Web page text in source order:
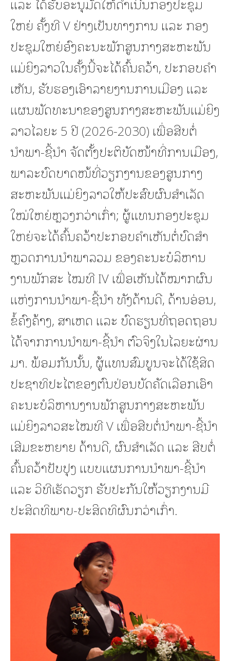
ໃຫຍ່ ຄັ້ງທີ V ຢ່າງເປັນທາງການ ແລະ ກອງ
ປະຊຸມໃຫຍ່ອົງຄະນະພັກສູນກາງສະຫະພັນ
ແມ່ຍິງລາວໃນຄັ້ງນີ້ຈະໄດ້ຄົ້ນຄວ້າ, ປະກອບຄໍາ
ເຫັນ, ຮັບຮອງເອົາລາຍງານການເມືອງ ແລະ
ແຜນພັດທະນາຂອງສູນກາງສະຫະພັນແມ່ຍິງ
ລາວໄລຍະ 5 ປີ (2026-2030) ເພື່ອສືບຕໍ່
ນຳພາ-ຊີ້ນຳ ຈັດຕັ້ງປະຕິບັດໜ້າທີ່ການເມືອງ,
ພາລະບົດບາດໜ້ທີ່ວຽກງານຂອງສູນກາງ
ສະຫະພັນແມ່ຍິງລາວໃຫ້ປະສົບຜົນສໍາເລັດ
ໃໝ່ໃຫຍ່ຫຼວງກວ່າເກົ່າ; ຜູ້ແທນກອງປະຊຸມ
ໃຫຍ່ຈະໄດ້ຄົ້ນຄວ້າປະກອບຄໍາເຫັນຕໍ່ບົດສໍາ
ຫຼວດການນໍາພາລວມ ຂອງຄະນະບໍລິຫານ
ງານພັກສະ ໄໝທີ IV ເພື່ອເຫັນໄດ້ໝາກຜົນ
ແຫ່ງການນໍາພາ-ຊີ້ນໍາ ທັງດ້ານດີ, ດ້ານອ່ອນ,
ຂໍ້ຄົງຄ້າງ, ສາເຫດ ແລະ ບົດຮຽນທີ່ຖອດຖອນ
ໄດ້ຈາກການນໍາພາ-ຊີ້ນໍາ ຕົວຈິງໃນໄລຍະຜ່ານ
ມາ. ພ້ອມກັນນັ້ນ, ຜູ້ແທນສົມບູນຈະໄດ້ໃຊ້ສິດ
ປະຊາທິປະໄຕຂອງຕົນປ່ອນບັດຄັດເລືອກເອົາ
ຄະນະບໍລິຫານງານພັກສູນກາງສະຫະພັນ
ແມ່ຍິງລາວສະໄໝທີ V ເພື່ອສືບຕໍ່ນຳພາ-ຊີ້ນໍາ
ເສີມຂະຫຍາຍ ດ້ານດີ, ຜົນສໍາເລັດ ແລະ ສືບຕໍ່
ຄົ້ນຄວ້າປັບປຸງ ແບບແຜນການນໍາພາ-ຊີ້ນໍາ
ແລະ ວິທີເຮັດວຽກ ຮັບປະກັນໃຫ້ວຽກງານມີ
ປະສິດທິພາບ-ປະສິດທິຜົນກວ່າເກົ່າ.